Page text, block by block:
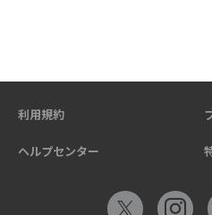
利用規約
ヘルプセンター